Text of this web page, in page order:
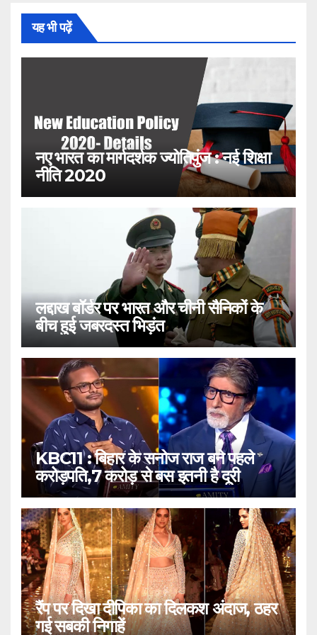
यह भी पढ़ें
नए भारत का मार्गदर्शक ज्योतिपुंज : नई शिक्षा
नीति 2020
लद्दाख बॉर्डर पर भारत और चीनी सैनिकों के
बीच हुई जबरदस्त भिड़ंत
KBC11 : बिहार के सनोज राज बने पहले
करोड़पति,7 करोड़ से बस इतनी है दूरी
रैंप पर दिखा दीपिका का दिलकश अंदाज, ठहर
गई सबकी निगाहें